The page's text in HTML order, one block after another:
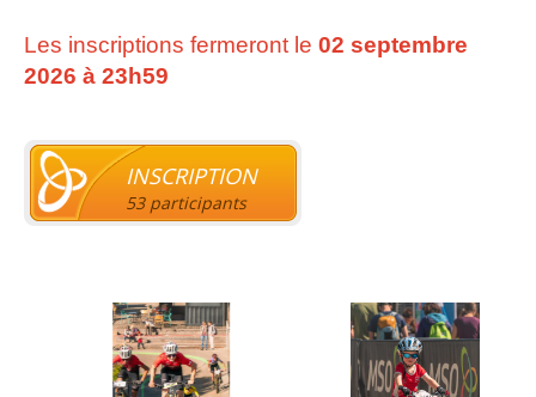
Les inscriptions fermeront le 02 septembre
2026 à 23h59
INSCRIPTION
53 participants